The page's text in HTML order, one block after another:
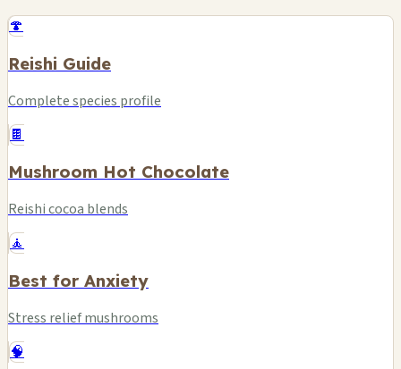
🍄
Reishi Guide
Complete species profile
🍫
Mushroom Hot Chocolate
Reishi cocoa blends
🧘
Best for Anxiety
Stress relief mushrooms
🧠